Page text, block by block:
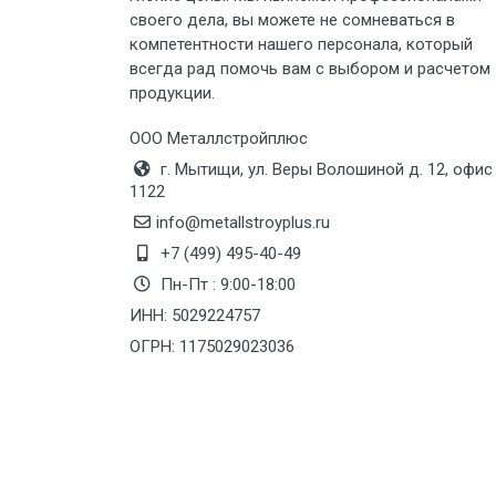
Груз до 6 м, вес до 8 тн
Груз до 6 м, вес до 10 тн
Груз до 12 м, вес до 20 тн
Манипулятор до 6 м, вес до 5 тн
своего дела, вы можете не сомневаться в
компетентности нашего персонала, который
всегда рад помочь вам с выбором и расчетом
продукции.
ООО Металлстройплюс
г. Мытищи, ул. Веры Волошиной д. 12, офис
1122
info@metallstroyplus.ru
+7 (499) 495-40-49
Пн-Пт : 9:00-18:00
ИНН: 5029224757
ОГРН: 1175029023036